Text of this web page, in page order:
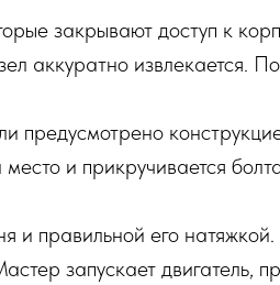
закрывают доступ к
аккуратно извлекается.
предусмотрено
и прикручивается
и правильной его натяжкой.
запускает двигатель,